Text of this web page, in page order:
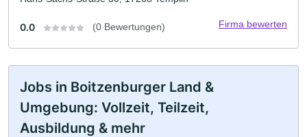
0.0 (0 Bewertungen) Firma bewerten
Jobs in Boitzenburger Land &
Umgebung: Vollzeit, Teilzeit,
Ausbildung & mehr